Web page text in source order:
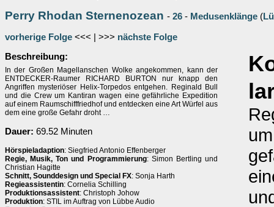
Perry Rhodan Sternenozean - 26 - Medusenklänge (
vorherige Folge <<< | >>> nächste Folge
Beschreibung:
In der Großen Magellanschen Wolke angekommen, kann der
ENTDECKER-Raumer RICHARD BURTON nur knapp den
Angriffen mysteriöser Helix-Torpedos entgehen. Reginald Bull
und die Crew um Kantiran wagen eine gefährliche Expedition
auf einem Raumschifffriedhof und entdecken eine Art Würfel aus
dem eine große Gefahr droht …
Dauer: 69.52 Minuten
Hörspieladaption: Siegfried Antonio Effenberger
Regie, Musik, Ton und Programmierung: Simon Bertling und
Christian Hagitte
Schnitt, Sounddesign und Special FX: Sonja Harth
Regieassistentin: Cornelia Schilling
Produktionsassistent: Christoph Johow
Produktion: STIL im Auftrag von Lübbe Audio